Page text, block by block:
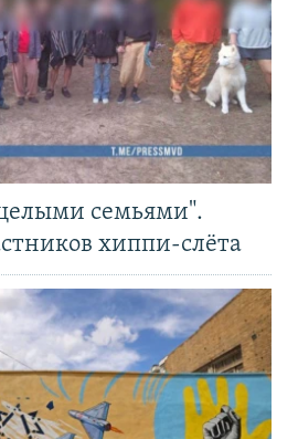
семьями".
хиппи-слёта